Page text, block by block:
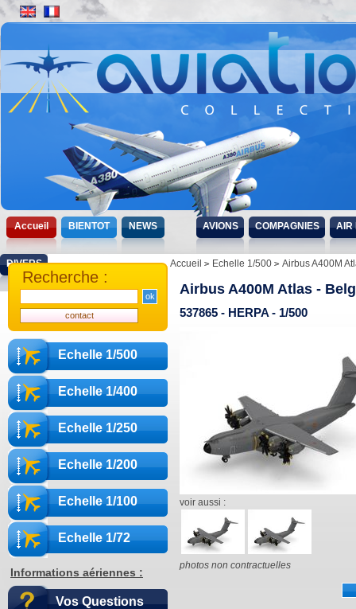
Accueil BIENTOT NEWS AVIONS COMPAGNIES AIR
DIVERS
Echelle 1/500
Echelle 1/400
Echelle 1/250
Echelle 1/200
Echelle 1/100
Echelle 1/72
Informations aériennes :
Vos Questions
Recherche :
Accueil Echelle 1/500 Airbus A400M
Airbus A400M Atlas -
537865 - HERPA - 1/500
voir aussi :
photos non contractuelles